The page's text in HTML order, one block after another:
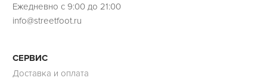
Ежедневно с 9:00 до 21:00
info@streetfoot.ru
СЕРВИС
Доставка и оплата